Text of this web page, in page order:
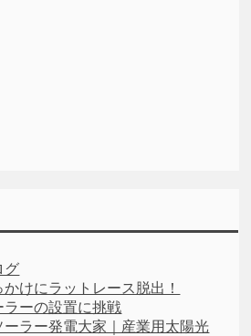
グ
けにラットレース脱出！
ラーの設置に挑戦
ーラー発電大家｜産業用太陽光